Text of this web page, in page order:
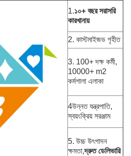
1.১০+ বছর সরাসরি
কারখানায়
2. কাস্টমাইজড গৃহীত
3. 100+ দক্ষ কর্মী,
10000+ m2
কর্মশালা এলাকা
4উন্নত যন্ত্রপাতি,
স্বয়ংক্রিয় সরঞ্জাম
5. উচ্চ উৎপাদন
ক্ষমতা,দ্রুত ডেলিভারি